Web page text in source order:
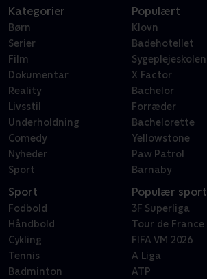
Kategorier
Børn
Serier
Film
Dokumentar
Reality
Livsstil
Underholdning
Comedy
Nyheder
Sport
Populært
Klovn
Badehotellet
Sygeplejeskolen
X Factor
Bachelor
Forræder
Bachelorette
Yellowstone
Paw Patrol
Barnaby
Sport
Fodbold
Håndbold
Cykling
Tennis
Badminton
Populær sport
3F Superliga
Tour de France
FIFA VM 2026
A Liga
ATP